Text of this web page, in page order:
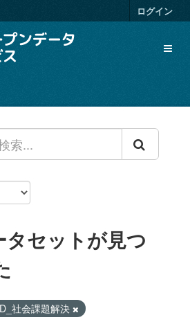
ログイン
タセットが見つ
社会課題解決